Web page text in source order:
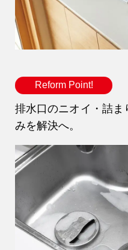
Reform Point!
排水口のニオイ・詰
みを解決へ。